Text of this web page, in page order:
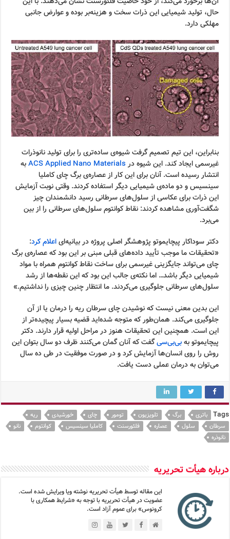
حال، تولید شیمیایی این ذرات سخت و هزینه‌بر بوده و عوارض جانبی
مهلکی دارد.
بنابراین، این تیم تصمیم گرفت شیوه‌ی ساده‌تری را برای تولید نانوذرات
غیرسمی ایجاد کند. این شیوه درACS Applied Nano Materialsبه
انتشار رسیده است. آنان برای این کار از عصاره‌ی برگ چای کاملیا
سینسیس و دو ماده‌ی شیمیایی دیگر استفاده کردند. وقتی نوبت آزمایش
این ذرات برای عکاسی از سلول‌های سرطانی رسید دانشمندان چیز
شگفت‌آوری مشاهده کردند: نقاط کوانتوم سلول‌های سرطانی را از بین
می‌برد.
دکتر سوداکار پیچایموتو پژوهشگر اصلی پروژه در بیانیه‌ایاعلام کرد:
«تحقیقات ما موجب تأیید داده‌های قبلی مبنی بر این بود که عصاره‌ی برگ
چای می‌تواند جایگزینی غیرسمی برای ساخت نقاط کوانتوم همراه با مواد
شیمیایی دیگر باشد… اما نکته‌ی جالب این بود که این نقطه‌ها از رشد
سلول‌های سرطانی جلوگیری می‌کردند. ما انتظار چنین چیزی را نداشتیم.»
این بدین معنی نیست که نوشیدن چای سرطان ریه را درمان یا از آن
جلوگیری می‌کند. همان‌طور که متوجه شده‌اید قضیه بسیار پیچیده‌تر از
این است. همچنین این تحقیقات هنوز در مراحل اولیه قرار دارند. دکتر
پیچایموتو بهبی‌بی‌سیگفت که آنان گمان می‌کنند ظرف دو سال بتوان این
روش را روی انسان‌ها آزمایش کرد و در صورت موفقیت در طی ده سال
می‌توان به درمان عملی دست یافت.
Tags باتری برگ تلویزیون تومور چای خورشیدی
ریه
سرطان
سلول عصاره فلئورسنت کاملیا سینسیس کوانتوم
نانو
نانوذره
درباره هیأت تحریریه
این مقاله توسط هیأت تحریریه نوشته ویا ویرایش شده است.
عضویت در هیأت تحریریه با توجه به «شرایط همکاری با
کرونوس» برای عموم آزاد است.